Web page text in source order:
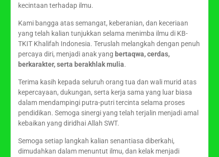
kecintaan terhadap ilmu.
Kami bangga atas semangat, keberanian, dan keceriaan
yang telah kalian tunjukkan selama menimba ilmu di KB-
TKIT Khalifah Indonesia. Teruslah melangkah dengan penuh
percaya diri, menjadi anak yang bertaqwa, cerdas,
berkarakter, serta berakhlak mulia.
Terima kasih kepada seluruh orang tua dan wali murid atas
kepercayaan, dukungan, serta kerja sama yang luar biasa
dalam mendampingi putra-putri tercinta selama proses
pendidikan. Semoga sinergi yang telah terjalin menjadi amal
kebaikan yang diridhai Allah SWT.
Semoga setiap langkah kalian senantiasa diberkahi,
dimudahkan dalam menuntut ilmu, dan kelak menjadi